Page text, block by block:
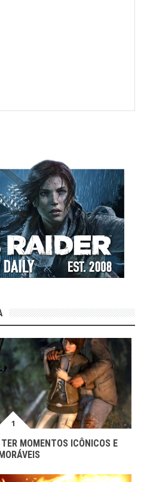
MOMENTOS ICÔNICOS E